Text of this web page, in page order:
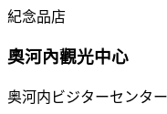
紀念品店
奧河內觀光中心
奥河内ビジターセンター